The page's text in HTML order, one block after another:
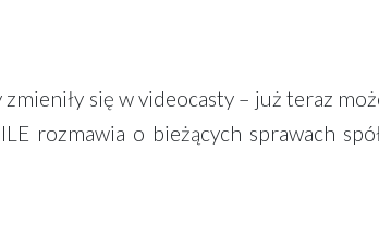
się w videocasty – już teraz
rozmawia o bieżących sprawach